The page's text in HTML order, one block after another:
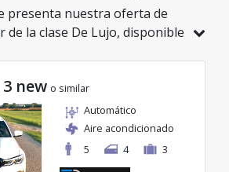
presenta nuestra oferta de
de la clase De Lujo, disponible
categoría seleccionada, con
desde solo 45€/día.
new o similar
Automático
Aire acondicionado
5
4 3